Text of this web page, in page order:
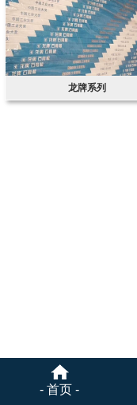
龙牌系列
- 首页 -